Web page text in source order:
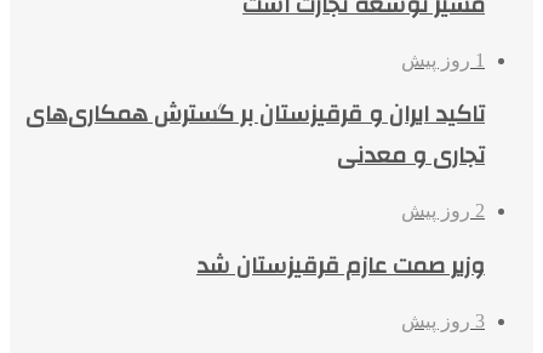
1 روز پیش
تاکید ایران و قرقیزستان بر گسترش همکاری‌های
تجاری و معدنی
2 روز پیش
وزیر صمت عازم قرقیزستان شد
3 روز پیش